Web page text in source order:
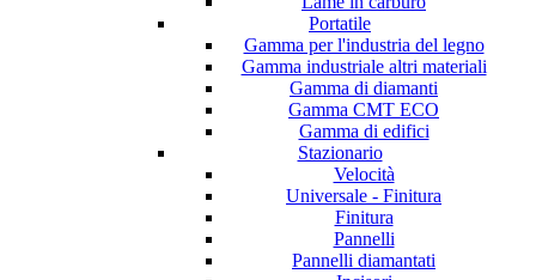
Portatile
Gamma per l'industria del legno
Gamma industriale altri materiali
Gamma di diamanti
Gamma CMT ECO
Gamma di edifici
Stazionario
Velocità
Universale - Finitura
Finitura
Pannelli
Pannelli diamantati